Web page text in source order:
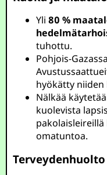
Yli80 %
tuhottu.
Pohjois-
hyökätty
Nälkää
kuolevista
omatuntoa.
Terveydenhuolto